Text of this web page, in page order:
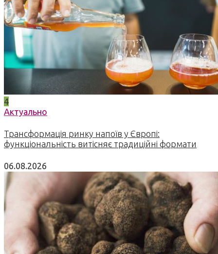
4
Актуально
Трансформація ринку напоїв у Європі:
функціональність витісняє традиційні формати
06.08.2026